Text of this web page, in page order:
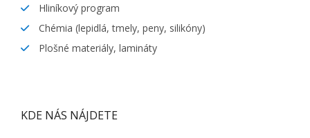
Hliníkový program
Chémia (lepidlá, tmely, peny, silikóny)
Plošné materiály, lamináty
KDE NÁS NÁJDETE